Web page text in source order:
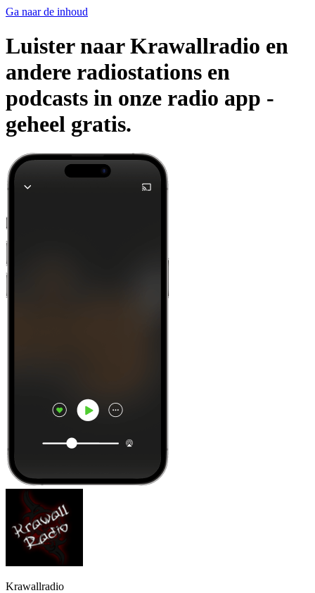
Ga naar de inhoud
Luister naar Krawallradio en
andere radiostations en
podcasts in onze radio app -
geheel gratis.
Krawallradio